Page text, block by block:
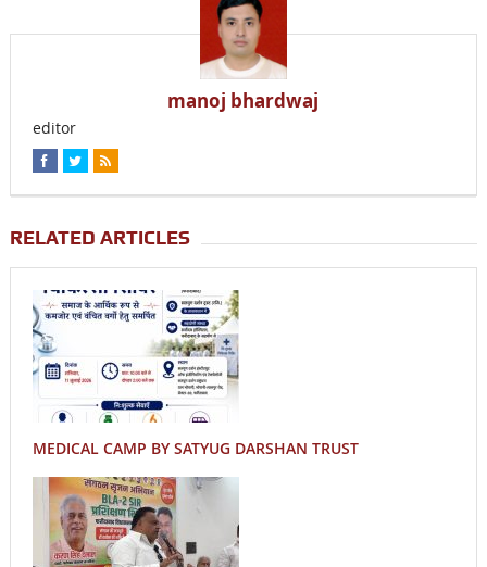
manoj bhardwaj
editor
RELATED ARTICLES
MEDICAL CAMP BY SATYUG DARSHAN TRUST